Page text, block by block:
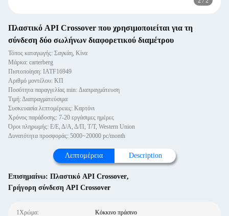
Πλαστικό API Crossover που χρησιμοποιείται για τη
σύνδεση δύο σωλήνων διαφορετικού διαμέτρου
Τόπος καταγωγής: Σαγκάη, Κίνα
Μάρκα: carterberg
Πιστοποίηση: IATF16949
Αριθμό μοντέλου: ΚΠ
Ποσότητα παραγγελίας min: Διαπραγμάτευση
Τιμή: Διαπραγματεύσιμα
Συσκευασία λεπτομέρειες: Καρτόνι
Χρόνος παράδοσης: 7-20 εργάσιμες ημέρες
Όροι πληρωμής: Ε/Ε, Δ/Α, Δ/Π, Τ/Τ, Western Union
Δυνατότητα προσφοράς: 5000~20000 pc/month
Λεπτομέρεια Description
Επισημαίνω: Πλαστικό API Crossover,
Γρήγορη σύνδεση API Crossover
1Χρώμα: Κόκκινο πράσινο